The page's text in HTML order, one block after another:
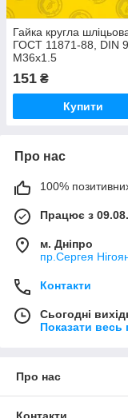
Гайка кругла
ГОСТ 11871-88, DIN
М36х1.5
151 ₴
Купити
Про нас
100% позитивних
Працює з
м. Дніпро
пр.Сергея
Контакти
Сьогодні
Показати весь
Про нас